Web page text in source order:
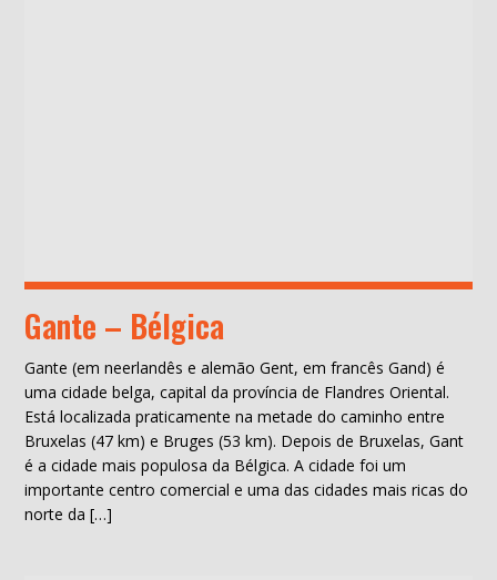
Gante – Bélgica
Gante (em neerlandês e alemão Gent, em francês Gand) é
uma cidade belga, capital da província de Flandres Oriental.
Está localizada praticamente na metade do caminho entre
Bruxelas (47 km) e Bruges (53 km). Depois de Bruxelas, Gant
é a cidade mais populosa da Bélgica. A cidade foi um
importante centro comercial e uma das cidades mais ricas do
norte da […]